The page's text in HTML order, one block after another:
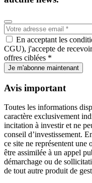
En acceptant les
CGU), j'accepte de
offres ciblées *
Je m'abonne maintenant
Avis important
Toutes les informations
caractère exclusivement
incitation à investir et ne
conseil d’investissement.
ce site ne représentent
être assimilée à un appel
démarchage ou de
de tout autre produit de